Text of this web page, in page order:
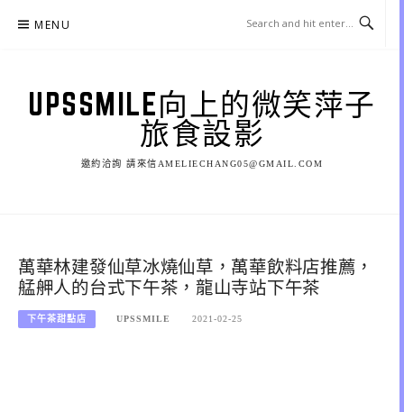
MENU
UPSSMILE向上的微笑萍子
旅食設影
邀約洽詢 請來信AMELIECHANG05@GMAIL.COM
萬華林建發仙草冰燒仙草，萬華飲料店推薦，
艋舺人的台式下午茶，龍山寺站下午茶
下午茶甜點店 UPSSMILE 2021-02-25